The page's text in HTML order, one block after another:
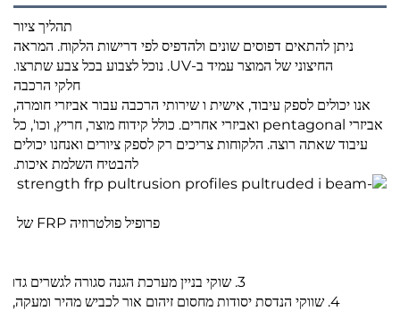
תהליך ציור
ניתן להתאים דפוסים שונים ולהדפיס לפי דרישות הלקוח. המראה
החיצוני של המוצר עמיד ב-UV. נוכל לצבוע בכל צבע שתרצו.
חלקי הרכבה
אנו יכולים לספק עיבוד, אישית ו שירותי הרכבה עבור אביזרי חומרה,
אביזרי pentagonal ואביזרי אחרים. כולל קידוח מוצר, חריץ, וכו', כל
עיבוד שאתה רוצה. הלקוחות צריכים רק לספק ציורים ואנחנו יכולים
להבטיח השלמת איכות.
פרופיל פולטרוזיה FRP של סיבי זכוכית מרוכבים עמידים במיוחד, פרופילים מפולטרוד GRP, קרן H
3. שוקי בניין מערכת הגנה סגורה לגשרים גדולים, מבנה בית נייד, פלטפורמת עבודה, מסגרת חלון, דף חלון ורכיביו, וכו'
4. שווקי הנדסת יסודות מחסום זיהום אור לכביש מהיר ומעקה, עמוד תאורה, טיפול במים, תושבת לטוריית קירור תעשייתית גדולה, וכו'